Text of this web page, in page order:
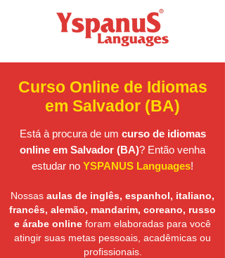
Curso Online de Idiomas
em Salvador (BA)
Está à procura de um curso de idiomas
online em Salvador (BA)? Então venha
estudar no YSPANUS Languages!
Nossas aulas de inglês, espanhol, italiano,
francês, alemão, mandarim, coreano, russo
e árabe online foram elaboradas para você
atingir suas metas pessoais, acadêmicas ou
profissionais.